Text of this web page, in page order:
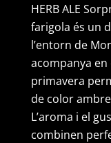
(caixa
de
12
ampolles)
HERB ALE
farigola és un
l’entorn de
acompanya
primavera
de color
L’aroma i el
combinen